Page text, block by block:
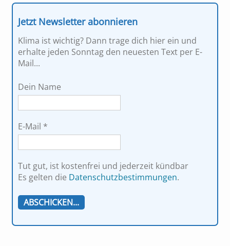
Jetzt Newsletter abonnieren
Klima ist wichtig? Dann trage dich hier ein und
erhalte jeden Sonntag den neuesten Text per E-
Mail...
Dein Name
E-Mail *
Tut gut, ist kostenfrei und jederzeit kündbar
Es gelten die Datenschutzbestimmungen.